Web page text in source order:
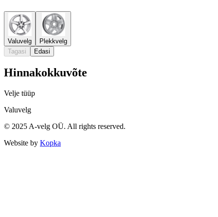
Valuvelg
Plekkvelg
Tagasi
Edasi
Hinnakokkuvõte
Velje tüüp
Valuvelg
© 2025 A-velg OÜ. All rights reserved.
Website by Kopka